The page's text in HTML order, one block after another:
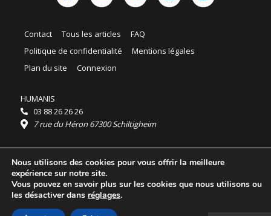
Contact Tous les articles
FAQ
Politique de confidentialité
Mentions légales
Plan du site
Connexion
HUMANIS
03 88 26 26 26
7 rue du Héron 67300 Schiltigheim
Horaires :
HUMANIS : du lundi au vendredi 9h - 18h
Ordidocaz : du lundi au vendredi 8h - 19h
© 2025 HUMANIS, tous droits réservés.
Licence Creative Commons Attribution 4.0
Nous utilisons des cookies pour vous offrir la meilleure
expérience sur notre site.
Vous pouvez en savoir plus sur les cookies que nous utilisons ou
les désactiver dans réglages.